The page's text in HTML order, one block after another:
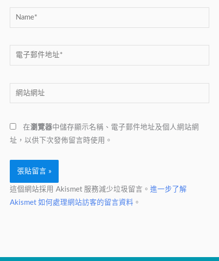
Name*
電
子
件
地
*
網
站
址
在瀏覽器中儲存顯示名稱、電子郵件地址及個人網站網
址，以供下次發佈留言時使用。
這個網站採用 Akismet 服務減少垃圾留言。 進一步了解
Akismet 如何處理網站訪客的留言資料 。